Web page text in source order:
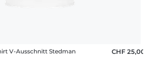
V-Ausschnitt Stedman CHF 25,00